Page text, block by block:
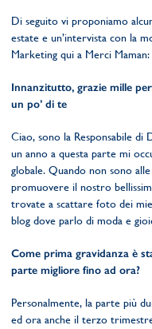
Di seguito vi proponiamo
estate e un’intervista con la
Marketing qui a Merci Maman:
Innanzitutto, grazie mille
un po’ di te
Ciao, sono la Responsabile di
un anno a questa parte mi
globale. Quando non sono
promuovere il nostro
trovate a scattare foto dei
blog dove parlo di moda e
Come prima gravidanza è
parte migliore fino ad ora?
Personalmente, la parte più
ed ora anche il terzo